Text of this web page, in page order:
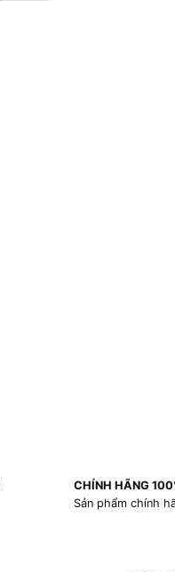
CHÍNH HÃNG
Sản phẩm chính